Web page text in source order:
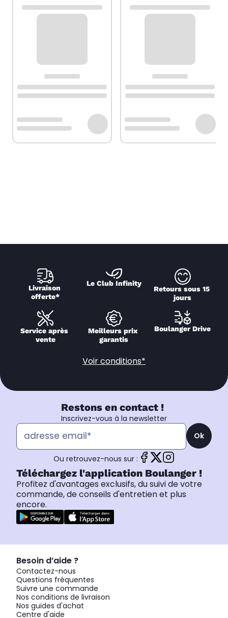
Livraison
offerte*
Le Club Infinity
Retours sous 15
jours
Service après
vente
Meilleurs prix
garantis
Boulanger Drive
Voir conditions*
Restons en contact !
Inscrivez-vous à la newsletter
Ok
Ou retrouvez-nous sur :
Téléchargez l'application Boulanger !
Profitez d'avantages exclusifs, du suivi de votre
commande, de conseils d'entretien et plus
encore.
Besoin d’aide ?
Contactez-nous
Questions fréquentes
Suivre une commande
Nos conditions de livraison
Nos guides d'achat
Centre d'aide